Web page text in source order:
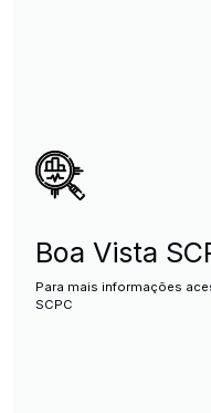
Boa Vista
Para mais informações
SCPC